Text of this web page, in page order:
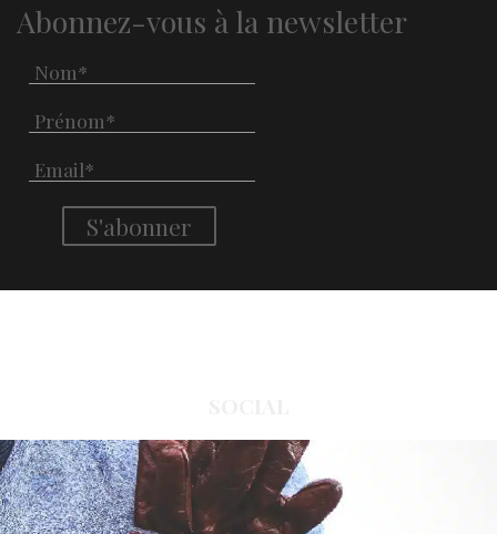
Abonnez-vous à la newsletter